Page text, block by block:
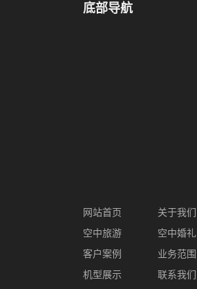
底部导航
网站首页
关于我们
空中旅游
空中婚礼
客户案例
业务范围
机型展示
联系我们